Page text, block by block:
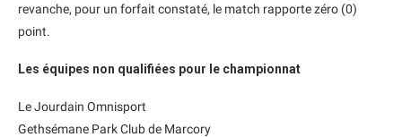
revanche, pour un forfait constaté, le match rapporte zéro (0)
point.
Les équipes non qualifiées pour le championnat
Le Jourdain Omnisport
Gethsémane Park Club de Marcory